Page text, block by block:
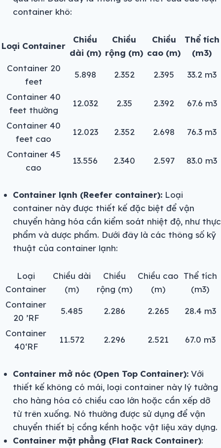
container khô:
Loại Container
Chiều
dài (m)
Chiều
rộng (m)
Chiều
cao (m)
Thể tích
(m3)
Container 20
feet
5.898 2.352 2.395 33.2 m3
Container 40
feet thường
12.032 2.35 2.392 67.6 m3
Container 40
feet cao
12.023 2.352 2.698 76.3 m3
Container 45
cao
13.556 2.340 2.597 83.0 m3
Container lạnh (Reefer container):Loại
container này được thiết kế đặc biệt để vận
chuyển hàng hóa cần kiểm soát nhiệt độ, như thực
phẩm và dược phẩm. Dưới đây là các thông số kỹ
thuật của container lạnh:
Loại
Container
Chiều dài
(m)
Chiều
rộng (m)
Chiều cao
(m)
Thể tích
(m3)
Container
20 ’RF
5.485 2.286 2.265 28.4 m3
Container
40‘RF
11.572 2.296 2.521 67.0 m3
Container mở nóc (Open Top Container):Với
thiết kế không có mái, loại container này lý tưởng
cho hàng hóa có chiều cao lớn hoặc cần xếp dỡ
từ trên xuống. Nó thường được sử dụng để vận
chuyển thiết bị cồng kềnh hoặc vật liệu xây dựng.
Container mặt phẳng (Flat Rack Container):